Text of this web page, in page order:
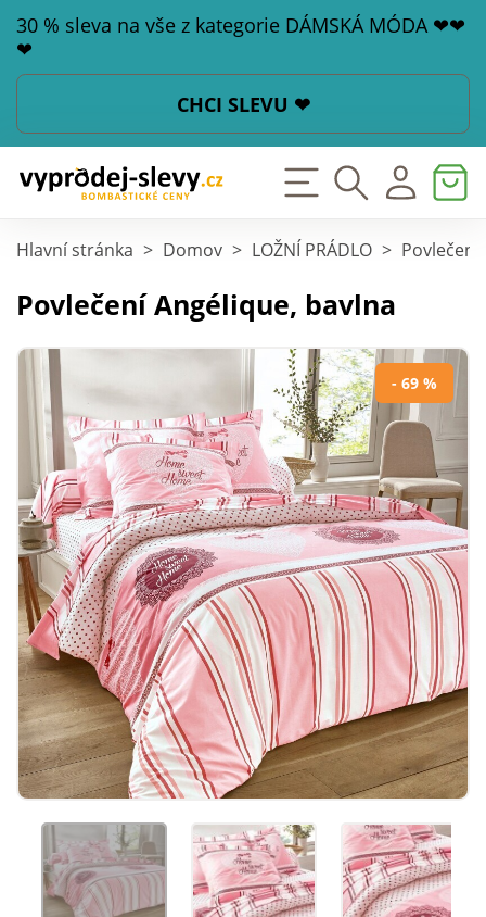
30 % sleva na vše z kategorie DÁMSKÁ MÓDA ❤❤
❤
CHCI SLEVU ❤
Hlavní stránka > Domov > LOŽNÍ PRÁDLO > Povlečení
Povlečení Angélique, bavlna
- 69 %